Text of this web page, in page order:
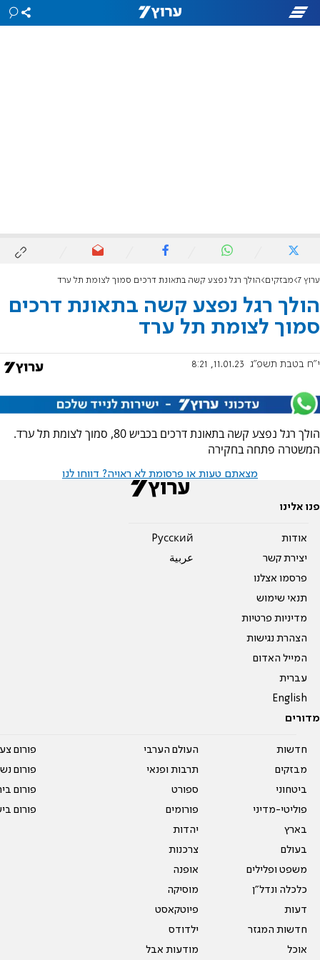
ערוץ 7 מבזקים הולך רגל נפצע קשה בתאונת דרכים סמוך לצומת תל ערד
הולך רגל נפצע קשה בתאונת דרכים
סמוך לצומת תל ערד
י"ח בטבת תשפ"ג 11.01.23, 8:21
הולך רגל נפצע קשה בתאונת דרכים בכביש 80, סמוך לצומת תל ערד.
המשטרה פתחה בחקירה
מצאתם טעות או פרסומת לא ראויה? דווחו לנו
פנו אלינו
אודות
יצירת קשר
פרסמו אצלנו
תנאי שימוש
מדיניות פרטיות
הצהרת נגישות
המייל האדום
עברית
English
Pусский
عربية
מדורים
חדשות
מבזקים
ביטחוני
פוליטי-מדיני
בארץ
בעולם
משפט ופלילים
כלכלה ונדל"ן
דעות
חדשות המגזר
אוכל
העולם הערבי
תרבות ופנאי
ספורט
פורומים
יהדות
צרכנות
אופנה
מוסיקה
פיוטקאסט
ילדודס
מודעות אבל
פורום
פורום
פורום
פורום